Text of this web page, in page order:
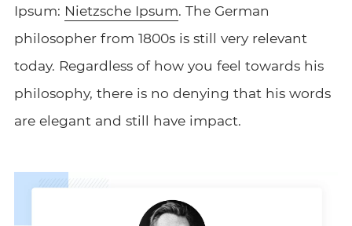
Ipsum: Nietzsche Ipsum. The German
philosopher from 1800s is still very relevant
today. Regardless of how you feel towards his
philosophy, there is no denying that his words
are elegant and still have impact.